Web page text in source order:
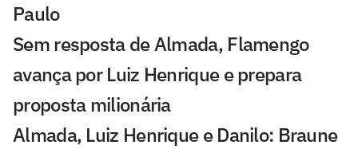
Paulo
Sem resposta de Almada, Flamengo
avança por Luiz Henrique e prepara
proposta milionária
Almada, Luiz Henrique e Danilo: Braune